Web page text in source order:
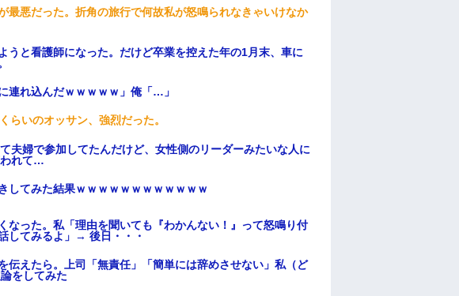
最悪だった。折角の旅行で何故私が怒鳴られなきゃいけなか
うと看護師になった。だけど卒業を控えた年の1月末、車に
連れ込んだｗｗｗｗｗ」俺「…」
らいのオッサン、強烈だった。
夫婦で参加してたんだけど、女性側のリーダーみたいな人に
われて…
してみた結果ｗｗｗｗｗｗｗｗｗｗｗｗ
なった。私「理由を聞いても『わかんない！』って怒鳴り付
してみるよ」→ 後日・・・
伝えたら。上司「無責任」「簡単には辞めさせない」私（ど
をしてみた